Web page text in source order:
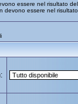
essere nel risultato
essere nel